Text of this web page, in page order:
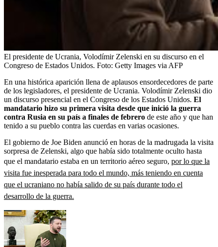
El presidente de Ucrania, Volodímir Zelenski en su discurso en el
Congreso de Estados Unidos. Foto: Getty Images via AFP
En una histórica aparición llena de aplausos ensordecedores de parte
de los legisladores, el presidente de Ucrania. Volodímir Zelenski dio
un discurso presencial en el Congreso de los Estados Unidos. El
mandatario hizo su primera visita desde que inició la guerra
contra Rusia en su país a finales de febrero de este año y que han
tenido a su pueblo contra las cuerdas en varias ocasiones.
El gobierno de Joe Biden anunció en horas de la madrugada la visita
sorpresa de Zelenski, algo que había sido totalmente oculto hasta
que el mandatario estaba en un territorio aéreo seguro, por lo que la
visita fue inesperada para todo el mundo, más teniendo en cuenta
que el ucraniano no había salido de su país durante todo el
desarrollo de la guerra.